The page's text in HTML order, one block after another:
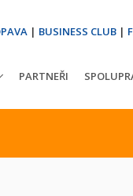
| BUSINESS CLUB |
PARTNEŘI